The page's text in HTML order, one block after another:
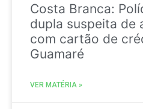
Costa Branca:
dupla suspeita de
com cartão de
Guamaré
VER MATÉRIA »